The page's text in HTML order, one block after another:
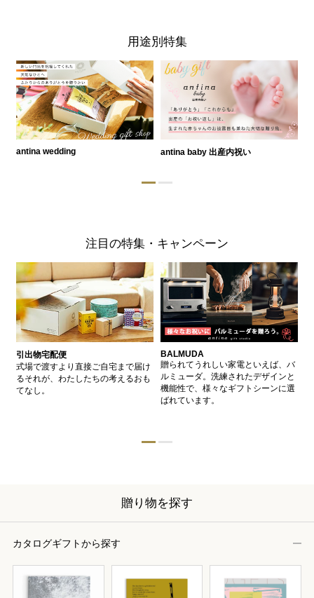
用途別特集
antina wedding antina baby 出産内祝い
注目の特集・キャンペーン
引出物宅配便
式場で渡すより直接ご自宅まで届け
るそれが、わたしたちの考えるおも
てなし。
BALMUDA
贈られてうれしい家電といえば、バ
ルミューダ。洗練されたデザインと
機能性で、様々なギフトシーンに選
ばれています。
贈り物を探す
カタログギフトから探す